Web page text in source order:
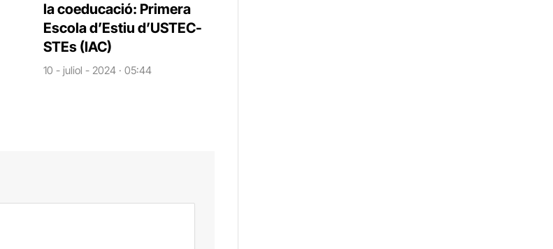
la coeducació: Primera
Escola d’Estiu d’USTEC-
STEs (IAC)
10 - juliol - 2024 · 05:44